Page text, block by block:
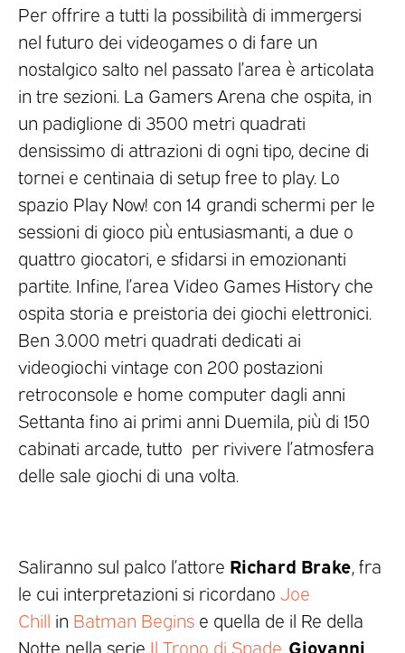
Per offrire a tutti la possibilità di immergersi
nel futuro dei videogames o di fare un
nostalgico salto nel passato l’area è articolata
in tre sezioni. La Gamers Arena che ospita, in
un padiglione di 3500 metri quadrati
densissimo di attrazioni di ogni tipo, decine di
tornei e centinaia di setup free to play. Lo
spazio Play Now! con 14 grandi schermi per le
sessioni di gioco più entusiasmanti, a due o
quattro giocatori, e sfidarsi in emozionanti
partite. Infine, l’area Video Games History che
ospita storia e preistoria dei giochi elettronici.
Ben 3.000 metri quadrati dedicati ai
videogiochi vintage con 200 postazioni
retroconsole e home computer dagli anni
Settanta fino ai primi anni Duemila, più di 150
cabinati arcade, tutto per rivivere l’atmosfera
delle sale giochi di una volta.
Saliranno sul palco l’attore Richard Brake , fra
le cui interpretazioni si ricordano Joe
Chill in Batman Begins e quella de il Re della
Notte nella serie Il Trono di Spade Giovanni